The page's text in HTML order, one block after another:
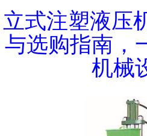
立式注塑液压
与选购指南，
机械